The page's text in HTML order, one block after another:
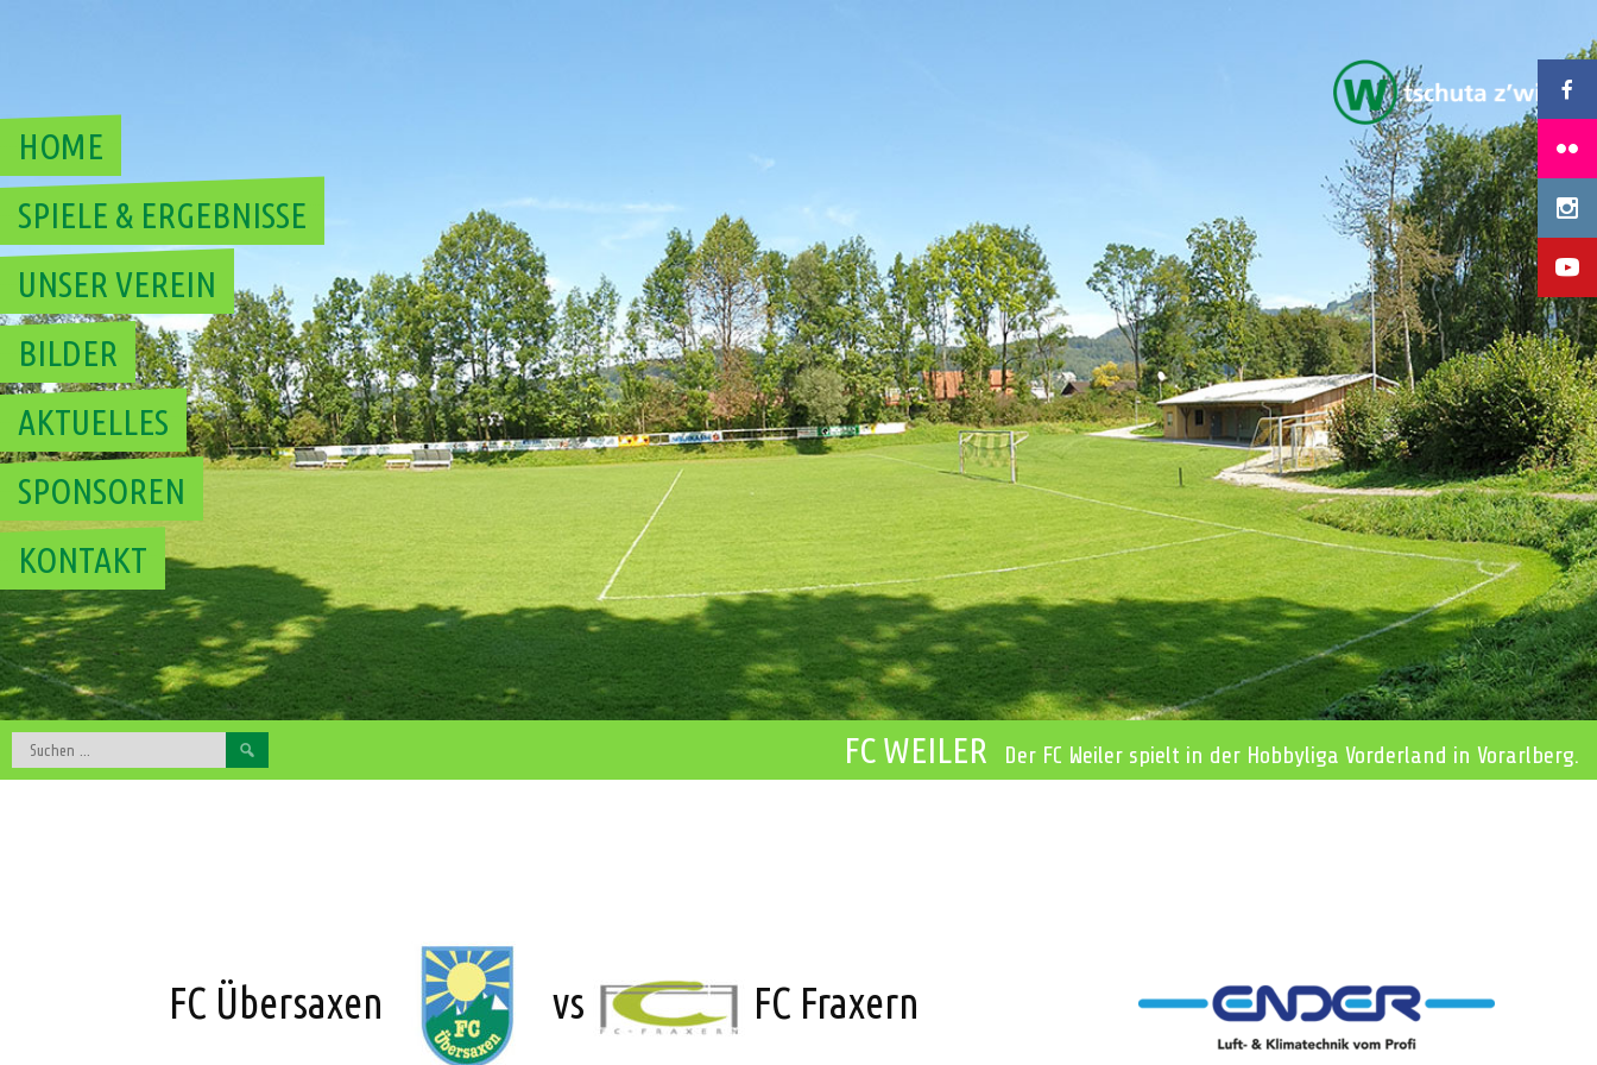
FC WEILER Der FC Weiler spielt in der Hobbyliga Vorderland in Vorarlberg.
HOME
SPIELE & ERGEBNISSE
UNSER VEREIN
BILDER
AKTUELLES
SPONSOREN
KONTAKT
Suchen
nach:
FC Übersaxen vs FC Fraxern